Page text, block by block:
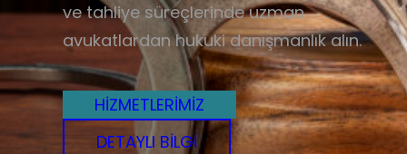
ve tahliye süreçlerinde uzman
avukatlardan hukuki danışmanlık alın.
HİZMETLERİMİZ
DETAYLI BİLGİ